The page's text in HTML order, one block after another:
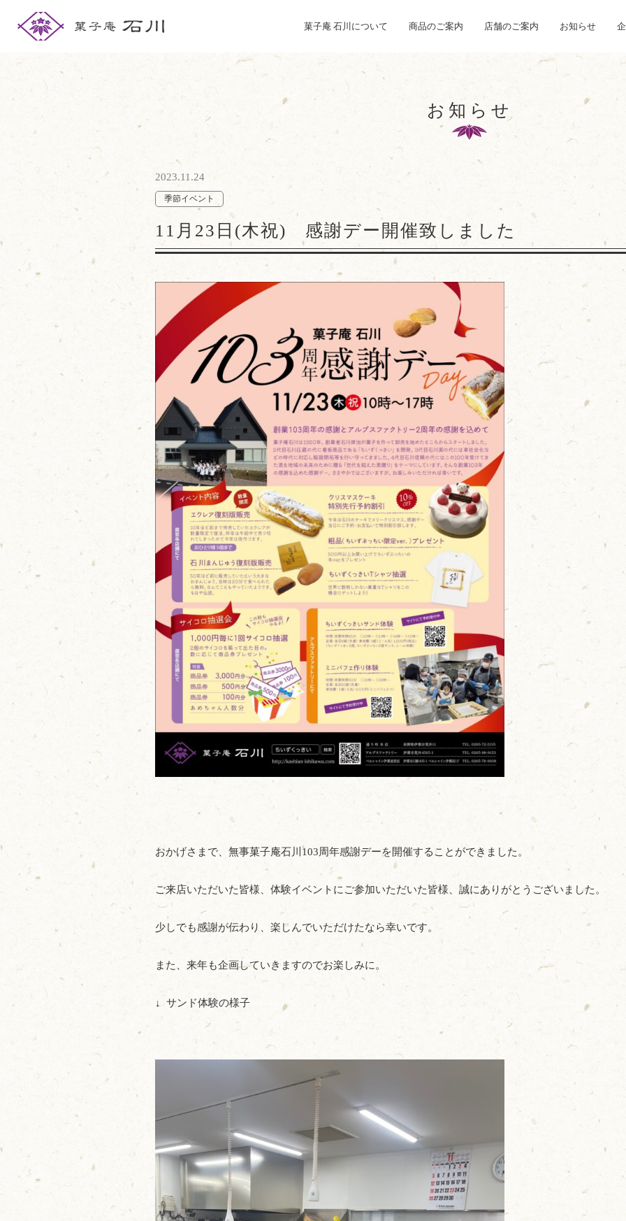
菓子庵 石川について 商品のご案内 店舗のご案内 お知らせ
お知らせ
2023.11.24
季節イベント
11月23日(木祝) 感謝デー開催致しました
おかげさまで、無事菓子庵石川103周年感謝デーを開催することができました。
ご来店いただいた皆様、体験イベントにご参加いただいた皆様、誠にありがとうございました。
少しでも感謝が伝わり、楽しんでいただけたなら幸いです。
また、来年も企画していきますのでお楽しみに。
↓ サンド体験の様子